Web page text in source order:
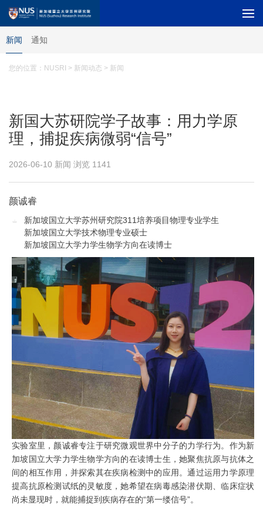
新闻 通知
您的位置： NUSRI > 新闻动态 > 新闻
新国大苏研院学子故事：用力学原
理，捕捉疾病微弱“信号”
2026-06-10 新闻 浏览 1141
颜诚睿
新加坡国立大学苏州研究院311培养项目物理专业学生
新加坡国立大学技术物理专业硕士
新加坡国立大学力学生物学方向在读博士
实验室里，颜诚睿专注于研究微观世界中分子的力学行为。作为新
加坡国立大学力学生物学方向的在读博士生，她聚焦抗原与抗体之
间的相互作用， 并探索其在疾病检测中的应用。通过运用力学原理
提高抗原检测试纸的灵敏度，她希望在病毒感染潜伏期、临床症状
尚未显现时，就能捕捉到疾病存在的“第一缕信号”。